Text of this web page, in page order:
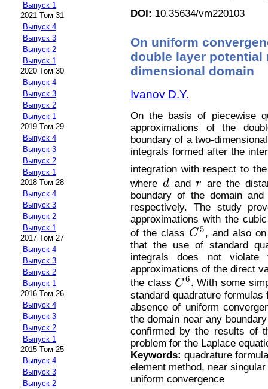
Выпуск 1
2021 Том 31
Выпуск 4
Выпуск 3
Выпуск 2
Выпуск 1
2020 Том 30
Выпуск 4
Выпуск 3
Выпуск 2
Выпуск 1
2019 Том 29
Выпуск 4
Выпуск 3
Выпуск 2
Выпуск 1
2018 Том 28
Выпуск 4
Выпуск 3
Выпуск 2
Выпуск 1
2017 Том 27
Выпуск 4
Выпуск 3
Выпуск 2
Выпуск 1
2016 Том 26
Выпуск 4
Выпуск 3
Выпуск 2
Выпуск 1
2015 Том 25
Выпуск 4
Выпуск 3
Выпуск 2
DOI: 10.35634/vm220103
On uniform
double layer potential
dimensional domain
Ivanov D.Y.
On the basis of piecewise
approximations of the
boundary of a two-
integrals formed after the
integration with respect to
where d
d andr
r
are the
boundary of the domain
respectively. The study
approximations with the
of the class C5
C5
, and also
that the use of standard
integrals does not violate
approximations of the direct
the class C6
C6
. With some
standard quadrature
absence of uniform
the domain near any
confirmed by the results of
problem for the Laplace
Keywords: quadrature
element method, near
uniform convergence